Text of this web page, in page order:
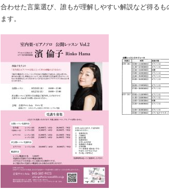
合わせた言葉選び、誰もが理解しやすい解説など得る
ます。